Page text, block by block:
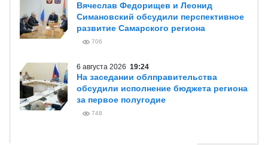
Вячеслав Федорищев и Леонид
Симановский обсудили перспективное
развитие Самарского региона
706
6 августа 2026 19:24
На заседании облправительства
обсудили исполнение бюджета региона
за первое полугодие
748